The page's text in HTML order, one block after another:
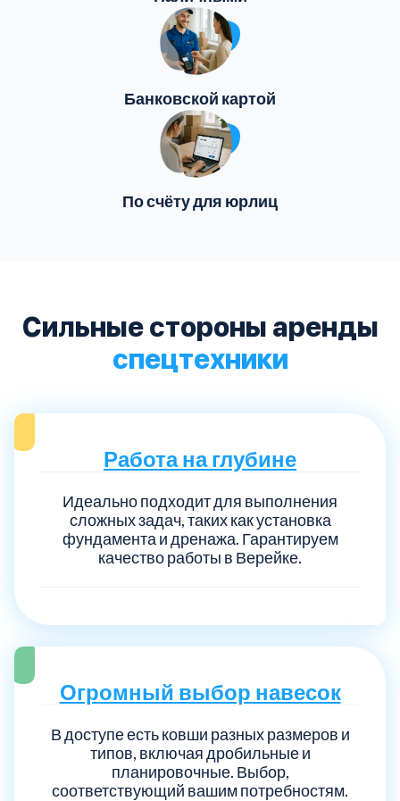
Банковской картой
По счёту для юрлиц
Сильные стороны аренды
спецтехники
Работа на глубине
Идеально подходит для выполнения
сложных задач, таких как установка
фундамента и дренажа. Гарантируем
качество работы в Верейке.
Огромный выбор навесок
В доступе есть ковши разных размеров и
типов, включая дробильные и
планировочные. Выбор,
соответствующий вашим потребностям.